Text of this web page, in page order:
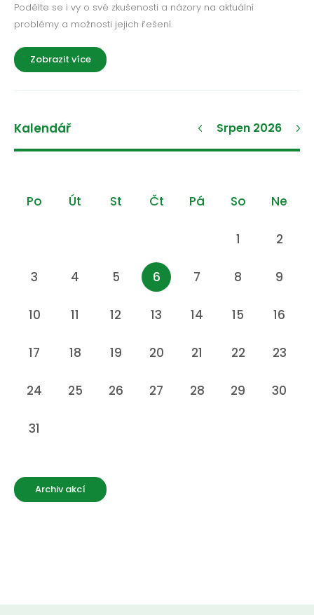
Podělte se i vy o své zkušenosti a názory na aktuální
problémy a možnosti jejich řešení.
Zobrazit více
Kalendář Srpen 2026
Po Út St Čt Pá So Ne
1 2
3 4 5 6 7 8 9
10 11 12 13 14 15 16
17 18 19 20 21 22 23
24 25 26 27 28 29 30
31
Archiv akcí